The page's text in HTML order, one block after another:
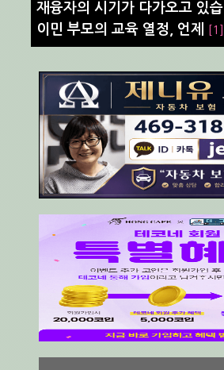
재융자의 시기가 다가오고 있습
이민 부모의 교육 열정, 언제 [1]